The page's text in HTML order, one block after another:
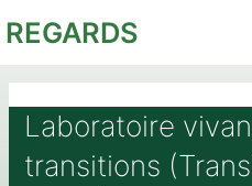
auREGARDS
Laboratoire
transitions